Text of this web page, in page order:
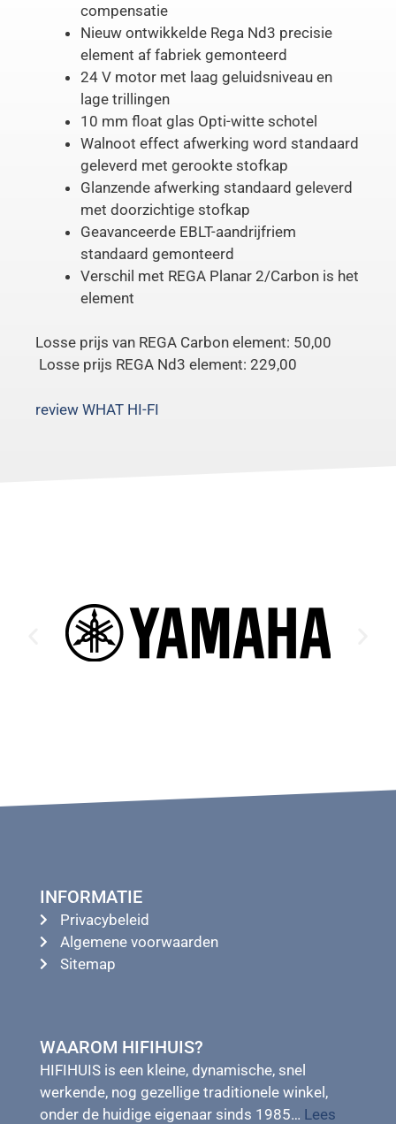
compensatie
Nieuw ontwikkelde Rega Nd3 precisie
element af fabriek gemonteerd
24 V motor met laag geluidsniveau en
lage trillingen
10 mm float glas Opti-witte schotel
Walnoot effect afwerking word standaard
geleverd met gerookte stofkap
Glanzende afwerking standaard geleverd
met doorzichtige stofkap
Geavanceerde EBLT-aandrijfriem
standaard gemonteerd
Verschil met REGA Planar 2/Carbon is het
element
Losse prijs van REGA Carbon element: 50,00
Losse prijs REGA Nd3 element: 229,00
review WHAT HI-FI
INFORMATIE
Privacybeleid
Algemene voorwaarden
Sitemap
WAAROM HIFIHUIS?
HIFIHUIS is een kleine, dynamische, snel
werkende, nog gezellige traditionele winkel,
onder de huidige eigenaar sinds 1985… Lees